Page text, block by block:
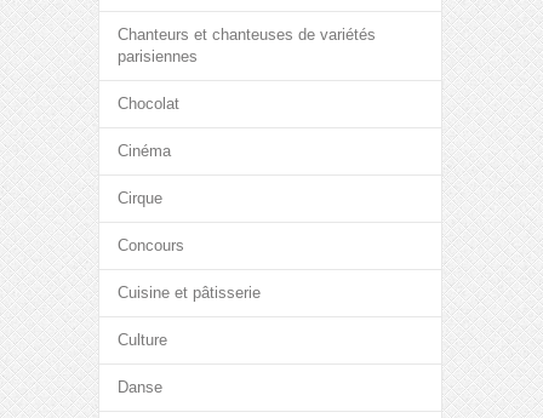
Chanteurs et chanteuses de variétés
parisiennes
Chocolat
Cinéma
Cirque
Concours
Cuisine et pâtisserie
Culture
Danse